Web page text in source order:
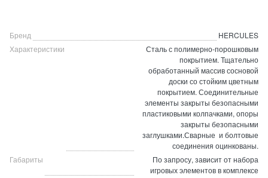
Бренд
HERCULES
Характеристики
Сталь с полимерно-порошковым
покрытием. Тщательно
обработанный массив сосновой
доски со стойким цветным
покрытием. Соединительные
элементы закрыты безопасными
пластиковыми колпачками, опоры
закрыты безопасными
заглушками.Сварные и болтовые
соединения оцинкованы.
Габариты
По запросу, зависит от набора
игровых элементов в комплексе